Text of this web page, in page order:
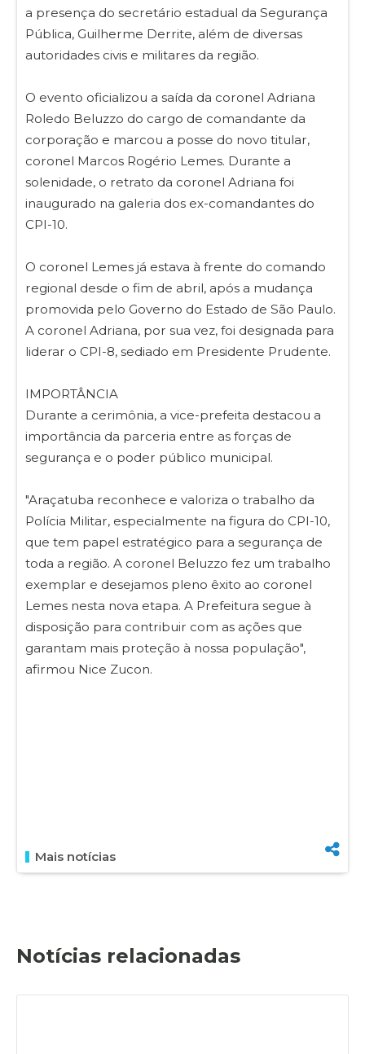
a presença do secretário estadual da Segurança
Pública, Guilherme Derrite, além de diversas
autoridades civis e militares da região.
O evento oficializou a saída da coronel Adriana
Roledo Beluzzo do cargo de comandante da
corporação e marcou a posse do novo titular,
coronel Marcos Rogério Lemes. Durante a
solenidade, o retrato da coronel Adriana foi
inaugurado na galeria dos ex-comandantes do
CPI-10.
O coronel Lemes já estava à frente do comando
regional desde o fim de abril, após a mudança
promovida pelo Governo do Estado de São Paulo.
A coronel Adriana, por sua vez, foi designada para
liderar o CPI-8, sediado em Presidente Prudente.
IMPORTÂNCIA
Durante a cerimônia, a vice-prefeita destacou a
importância da parceria entre as forças de
segurança e o poder público municipal.
"Araçatuba reconhece e valoriza o trabalho da
Polícia Militar, especialmente na figura do CPI-10,
que tem papel estratégico para a segurança de
toda a região. A coronel Beluzzo fez um trabalho
exemplar e desejamos pleno êxito ao coronel
Lemes nesta nova etapa. A Prefeitura segue à
disposição para contribuir com as ações que
garantam mais proteção à nossa população",
afirmou Nice Zucon.
Mais notícias
Notícias relacionadas